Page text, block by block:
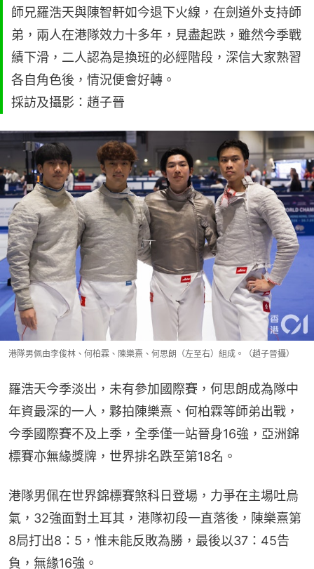
師兄羅浩天與陳智軒如今退下火線，在劍道外支持師
弟，兩人在港隊效力十多年，見盡起跌，雖然今季戰
績下滑，二人認為是換班的必經階段，深信大家熟習
各自角色後，情況便會好轉。
採訪及攝影：趙子晉
港隊男佩由李俊林、何柏霖、陳樂熹、何思朗（左至右）組成。（趙子晉攝）
羅浩天今季淡出，未有參加國際賽，何思朗成為隊中
年資最深的一人，夥拍陳樂熹、何柏霖等師弟出戰，
今季國際賽不及上季，全季僅一站晉身16強，亞洲錦
標賽亦無緣獎牌，世界排名跌至第18名。
港隊男佩在世界錦標賽煞科日登場，力爭在主場吐烏
氣，32強面對土耳其，港隊初段一直落後，陳樂熹第
8局打出8：5，惟未能反敗為勝，最後以37：45告
負，無緣16強。